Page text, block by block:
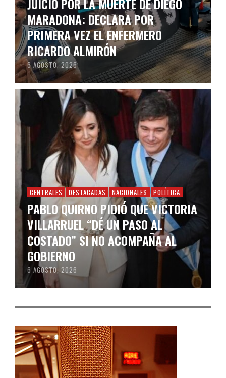
JUICIO POR LA MUERTE DE DIEGO
MARADONA: DECLARA POR
PRIMERA VEZ EL ENFERMERO
RICARDO ALMIRÓN
6 AGOSTO, 2026
CENTRALES DESTACADAS NACIONALES POLÍTICA
PABLO QUIRNO PIDIÓ QUE VICTORIA
VILLARRUEL “DÉ UN PASO AL
COSTADO” SI NO ACOMPAÑA AL
GOBIERNO
6 AGOSTO, 2026